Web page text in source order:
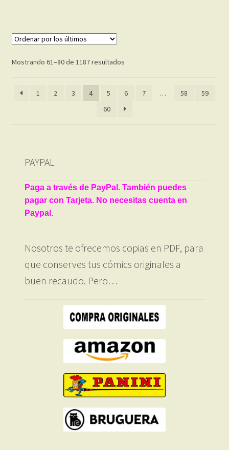
Mostrando 61–80 de 1187 resultadosOrdenado
últimos
1 2 3 4 5 6 7 … 58
59
60
PAYPAL
Paga a través de PayPal. También puedes
pagar con Tarjeta. No necesitas cuenta en
Paypal.
Nosotros te ofrecemos copias en PDF, para
que conserves tus cómics originales a
buen recaudo. Pero…